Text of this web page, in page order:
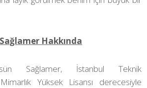
Hakkında
Sağlamer, İstanbul Teknik
Yüksek Lisansı derecesiyle